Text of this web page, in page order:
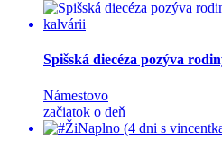
Spišská diecéza pozýva
Námestovo
začiatok o deň